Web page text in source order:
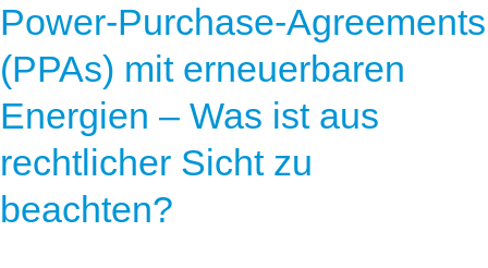
Power-Purchase-Agreements
(PPAs) mit erneuerbaren
Energien – Was ist aus
rechtlicher Sicht zu
beachten?